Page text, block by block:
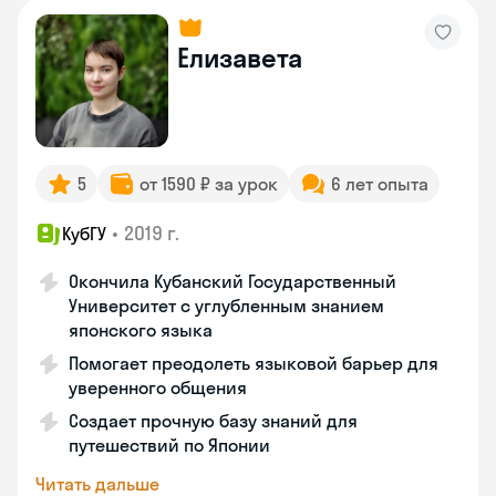
Елизавета
5 от 1590 ₽ за урок 6 лет опыта
КубГУ • 2019 г.
Окончила Кубанский Государственный
Университет с углубленным знанием
японского языка
Помогает преодолеть языковой барьер для
уверенного общения
Создает прочную базу знаний для
путешествий по Японии
Читать дальше